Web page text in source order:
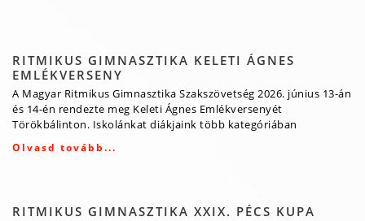
RITMIKUS GIMNASZTIKA KELETI ÁGNES
EMLÉKVERSENY
A Magyar Ritmikus Gimnasztika Szakszövetség 2026. június 13-án
és 14-én rendezte meg Keleti Ágnes Emlékversenyét
Törökbálinton. Iskolánkat diákjaink több kategóriában
Olvasd tovább...
RITMIKUS GIMNASZTIKA XXIX. PÉCS KUPA